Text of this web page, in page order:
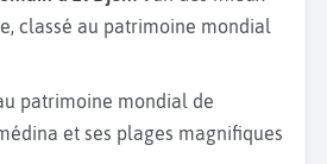
maisons blanches et bleues
trésors comme le
marché traditionnel d’Art Lella
de sable blanc aux eaux
classé au patrimoine mondial
patrimoine mondial de
et ses plages magnifiques